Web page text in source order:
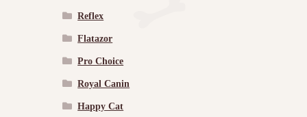
Reflex
Flatazor
Pro Choice
Royal Canin
Happy Cat